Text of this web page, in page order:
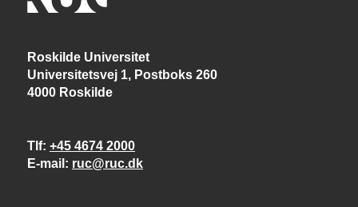
Roskilde Universitet
Universitetsvej 1, Postboks 260
4000 Roskilde
Tlf +45 4674 2000
E-mail
ruc@ruc.dk